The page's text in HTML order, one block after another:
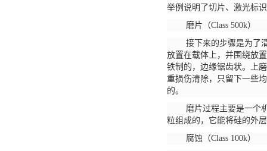
举例说明了切片、激光标
磨片（Class 500k）
接下来的步骤是为了
放置在载体上，并围绕放
铁制的，边缘锯齿状。上
重损伤清除，只留下一些
的。
磨片过程主要是一个
粒组成的，它能将硅的外
腐蚀（Class 100k）